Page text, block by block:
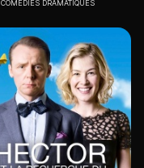
COMÉDIES DRAMATIQUES